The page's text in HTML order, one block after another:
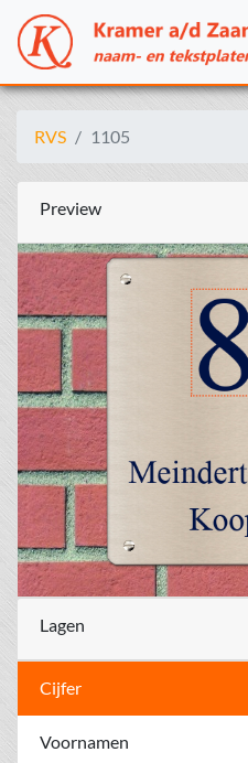
RVS 1105
Preview
Lagen
Cijfer
Voornamen